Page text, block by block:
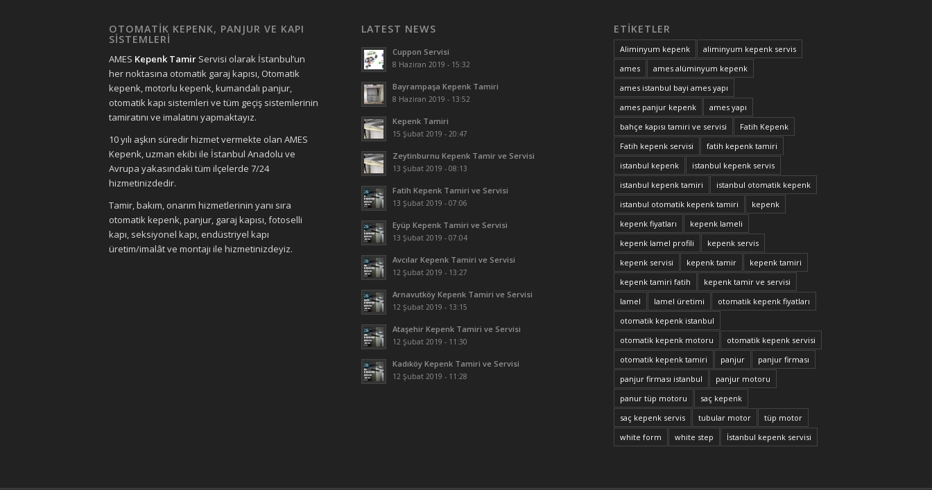
OTOMATİK KEPENK, PANJUR VE KAPI
SİSTEMLERİ
AMES Kepenk Tamir Servisi olarak İstanbul’un
her noktasına otomatik garaj kapısı, Otomatik
kepenk, motorlu kepenk, kumandalı panjur,
otomatik kapı sistemleri ve tüm geçiş sistemlerinin
tamiratını ve imalatını yapmaktayız.
10 yılı aşkın süredir hizmet vermekte olan AMES
Kepenk, uzman ekibi ile İstanbul Anadolu ve
Avrupa yakasındaki tüm ilçelerde 7/24
hizmetinizdedir.
Tamir, bakım, onarım hizmetlerinin yanı sıra
otomatik kepenk, panjur, garaj kapısı, fotoselli
kapı, seksiyonel kapı, endüstriyel kapı
üretim/imalât ve montajı ile hizmetinizdeyiz.
LATEST NEWS
Cuppon Servisi
8 Haziran 2019 - 15:32
Bayrampaşa Kepenk Tamiri
8 Haziran 2019 - 13:52
Kepenk Tamiri
15 Şubat 2019 - 20:47
Zeytinburnu Kepenk Tamir ve Servisi
13 Şubat 2019 - 08:13
Fatih Kepenk Tamiri ve Servisi
13 Şubat 2019 - 07:06
Eyüp Kepenk Tamiri ve Servisi
13 Şubat 2019 - 07:04
Avcılar Kepenk Tamiri ve Servisi
12 Şubat 2019 - 13:27
Arnavutköy Kepenk Tamiri ve Servisi
12 Şubat 2019 - 13:15
Ataşehir Kepenk Tamiri ve Servisi
12 Şubat 2019 - 11:30
Kadıköy Kepenk Tamiri ve Servisi
12 Şubat 2019 - 11:28
ETIKETLER
Aliminyum kepenk
aliminyum kepenk servis
ames
ames alüminyum kepenk
ames istanbul bayi ames yapı
ames panjur kepenk
ames yapı
bahçe kapısı tamiri ve servisi
Fatih Kepenk
Fatih kepenk servisi
fatih kepenk tamiri
istanbul kepenk
istanbul kepenk servis
istanbul kepenk tamiri
istanbul otomatik kepenk
istanbul otomatik kepenk tamiri
kepenk
kepenk fiyatları
kepenk lameli
kepenk lamel profili
kepenk servis
kepenk servisi
kepenk tamir
kepenk tamiri
kepenk tamiri fatih
kepenk tamir ve servisi
lamel
lamel üretimi
otomatik kepenk fiyatları
otomatik kepenk istanbul
otomatik kepenk motoru
otomatik kepenk servisi
otomatik kepenk tamiri
panjur
panjur firması
panjur firması istanbul
panjur motoru
panur tüp motoru
saç kepenk
saç kepenk servis
tubular motor
tüp motor
white form
white step İstanbul kepenk servisi